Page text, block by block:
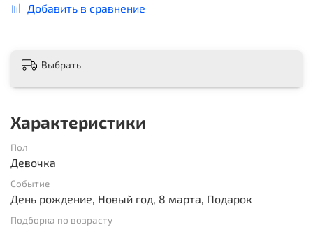
Добавить в сравнение
Выбрать
Характеристики
Пол
Девочка
Событие
День рождение, Новый год, 8 марта, Подарок
Подборка по возрасту